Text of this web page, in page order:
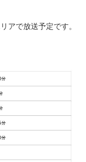
アで放送予定です。